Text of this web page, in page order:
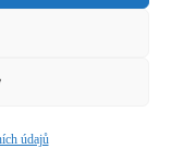
údajů
středisko
Dokument